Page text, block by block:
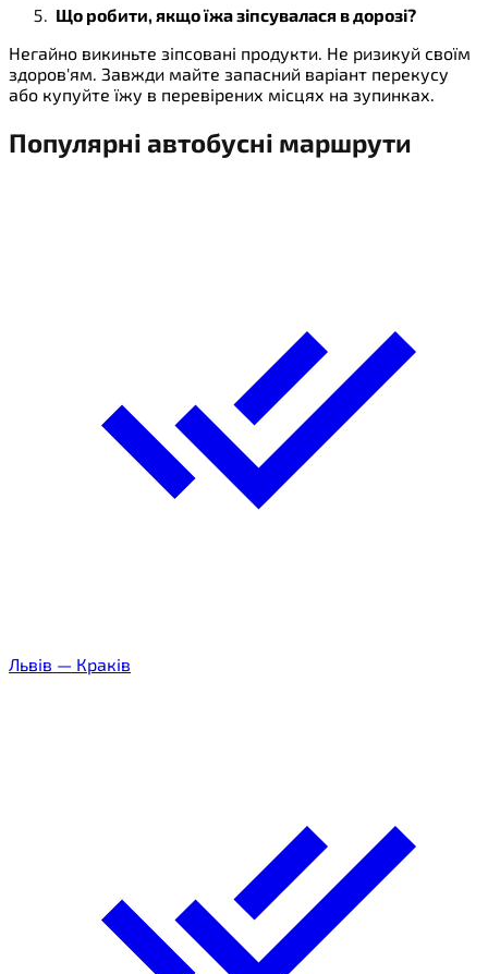
Що робити, якщо їжа зіпсувалася в дорозі?
Негайно викиньте зіпсовані продукти. Не ризикуй своїм
здоров'ям. Завжди майте запасний варіант перекусу
або купуйте їжу в перевірених місцях на зупинках.
Популярні автобусні маршрути
Львів — Краків